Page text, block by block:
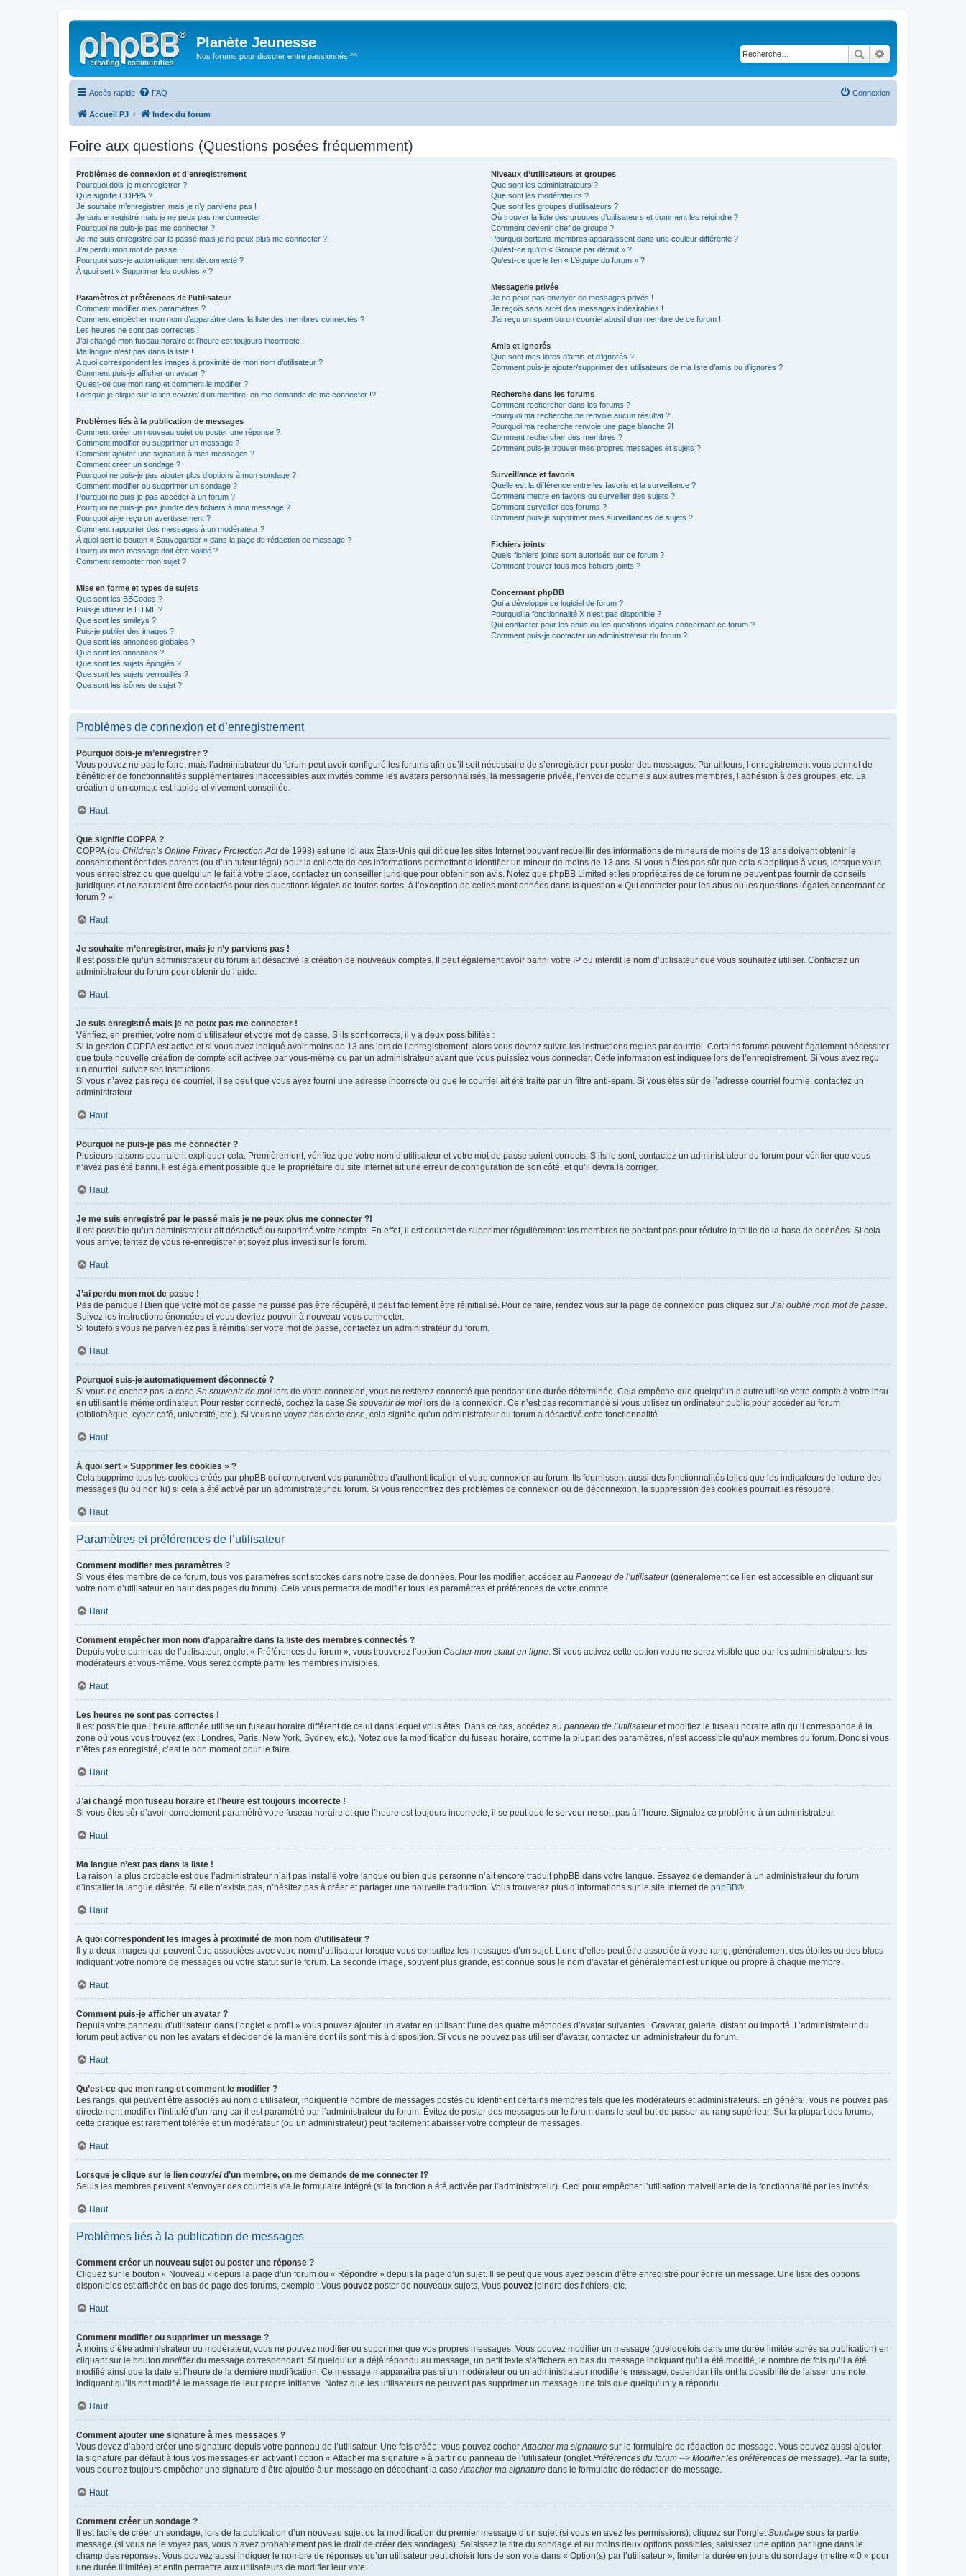
Planète Jeunesse
Nos forums pour discuter entre passionnés ^^ Rechercher
Accès rapide FAQ Connexion
Accueil PJ Index du forum
Foire aux questions (Questions posées fréquemment)
Problèmes de connexion et d’enregistrement
Pourquoi dois-je m’enregistrer ?
Que signifie COPPA ?
Je souhaite m’enregistrer, mais je n’y parviens pas !
Je suis enregistré mais je ne peux pas me connecter !
Pourquoi ne puis-je pas me connecter ?
Je me suis enregistré par le passé mais je ne peux plus me connecter ?!
J’ai perdu mon mot de passe !
Pourquoi suis-je automatiquement déconnecté ?
À quoi sert « Supprimer les cookies » ?
Paramètres et préférences de l’utilisateur
Comment modifier mes paramètres ?
Comment empêcher mon nom d’apparaître dans la liste des membres connectés ?
Les heures ne sont pas correctes !
J’ai changé mon fuseau horaire et l’heure est toujours incorrecte !
Ma langue n’est pas dans la liste !
A quoi correspondent les images à proximité de mon nom d’utilisateur ?
Comment puis-je afficher un avatar ?
Qu’est-ce que mon rang et comment le modifier ?
Lorsque je clique sur le lien courrield’un membre, on me demande de me connecter !?
Problèmes liés à la publication de messages
Comment créer un nouveau sujet ou poster une réponse ?
Comment modifier ou supprimer un message ?
Comment ajouter une signature à mes messages ?
Comment créer un sondage ?
Pourquoi ne puis-je pas ajouter plus d’options à mon sondage ?
Comment modifier ou supprimer un sondage ?
Pourquoi ne puis-je pas accéder à un forum ?
Pourquoi ne puis-je pas joindre des fichiers à mon message ?
Pourquoi ai-je reçu un avertissement ?
Comment rapporter des messages à un modérateur ?
À quoi sert le bouton « Sauvegarder » dans la page de rédaction de message ?
Pourquoi mon message doit être validé ?
Comment remonter mon sujet ?
Mise en forme et types de sujets
Que sont les BBCodes ?
Puis-je utiliser le HTML ?
Que sont les smileys ?
Puis-je publier des images ?
Que sont les annonces globales ?
Que sont les annonces ?
Que sont les sujets épinglés ?
Que sont les sujets verrouillés ?
Que sont les icônes de sujet ?
Niveaux d’utilisateurs et groupes
Que sont les administrateurs ?
Que sont les modérateurs ?
Que sont les groupes d’utilisateurs ?
Où trouver la liste des groupes d’utilisateurs et comment les rejoindre ?
Comment devenir chef de groupe ?
Pourquoi certains membres apparaissent dans une couleur différente ?
Qu’est-ce qu’un « Groupe par défaut » ?
Qu’est-ce que le lien « L’équipe du forum » ?
Messagerie privée
Je ne peux pas envoyer de messages privés !
Je reçois sans arrêt des messages indésirables !
J’ai reçu un spam ou un courriel abusif d’un membre de ce forum !
Amis et ignorés
Que sont mes listes d’amis et d’ignorés ?
Comment puis-je ajouter/supprimer des utilisateurs de ma liste d’amis ou d’ignorés ?
Recherche dans les forums
Comment rechercher dans les forums ?
Pourquoi ma recherche ne renvoie aucun résultat ?
Pourquoi ma recherche renvoie une page blanche ?!
Comment rechercher des membres ?
Comment puis-je trouver mes propres messages et sujets ?
Surveillance et favoris
Quelle est la différence entre les favoris et la surveillance ?
Comment mettre en favoris ou surveiller des sujets ?
Comment surveiller des forums ?
Comment puis-je supprimer mes surveillances de sujets ?
Fichiers joints
Quels fichiers joints sont autorisés sur ce forum ?
Comment trouver tous mes fichiers joints ?
Concernant phpBB
Qui a développé ce logiciel de forum ?
Pourquoi la fonctionnalité X n’est pas disponible ?
Qui contacter pour les abus ou les questions légales concernant ce forum ?
Comment puis-je contacter un administrateur du forum ?
Problèmes de connexion et d’enregistrement
Pourquoi dois-je m’enregistrer ?
Vous pouvez ne pas le faire, mais l’administrateur du forum peut avoir configuré les forums afin qu’il soit nécessaire de s’enregistrer pour poster des messages. Par ailleurs, l’enregistrement vous permet de
bénéficier de fonctionnalités supplémentaires inaccessibles aux invités comme les avatars personnalisés, la messagerie privée, l’envoi de courriels aux autres membres, l’adhésion à des groupes, etc. La
création d’un compte est rapide et vivement conseillée.
Haut
Que signifie COPPA ?
COPPA (ou Children’s Online Privacy Protection Actde 1998) est une loi aux États-Unis qui dit que les sites Internet pouvant recueillir des informations de mineurs de moins de 13 ans doivent obtenir le
consentement écrit des parents (ou d’un tuteur légal) pour la collecte de ces informations permettant d’identifier un mineur de moins de 13 ans. Si vous n’êtes pas sûr que cela s’applique à vous, lorsque vous
vous enregistrez ou que quelqu’un le fait à votre place, contactez un conseiller juridique pour obtenir son avis. Notez que phpBB Limited et les propriétaires de ce forum ne peuvent pas fournir de conseils
juridiques et ne sauraient être contactés pour des questions légales de toutes sortes, à l’exception de celles mentionnées dans la question « Qui contacter pour les abus ou les questions légales concernant ce
forum ? ».
Haut
Je souhaite m’enregistrer, mais je n’y parviens pas !
Il est possible qu’un administrateur du forum ait désactivé la création de nouveaux comptes. Il peut également avoir banni votre IP ou interdit le nom d’utilisateur que vous souhaitez utiliser. Contactez un
administrateur du forum pour obtenir de l’aide.
Haut
Je suis enregistré mais je ne peux pas me connecter !
Vérifiez, en premier, votre nom d’utilisateur et votre mot de passe. S’ils sont corrects, il y a deux possibilités :
Si la gestion COPPA est active et si vous avez indiqué avoir moins de 13 ans lors de l’enregistrement, alors vous devrez suivre les instructions reçues par courriel. Certains forums peuvent également nécessiter
que toute nouvelle création de compte soit activée par vous-même ou par un administrateur avant que vous puissiez vous connecter. Cette information est indiquée lors de l’enregistrement. Si vous avez reçu
un courriel, suivez ses instructions.
Si vous n’avez pas reçu de courriel, il se peut que vous ayez fourni une adresse incorrecte ou que le courriel ait été traité par un filtre anti-spam. Si vous êtes sûr de l’adresse courriel fournie, contactez un
administrateur.
Haut
Pourquoi ne puis-je pas me connecter ?
Plusieurs raisons pourraient expliquer cela. Premièrement, vérifiez que votre nom d’utilisateur et votre mot de passe soient corrects. S’ils le sont, contactez un administrateur du forum pour vérifier que vous
n’avez pas été banni. Il est également possible que le propriétaire du site Internet ait une erreur de configuration de son côté, et qu’il devra la corriger.
Haut
Je me suis enregistré par le passé mais je ne peux plus me connecter ?!
Il est possible qu’un administrateur ait désactivé ou supprimé votre compte. En effet, il est courant de supprimer régulièrement les membres ne postant pas pour réduire la taille de la base de données. Si cela
vous arrive, tentez de vous ré-enregistrer et soyez plus investi sur le forum.
Haut
J’ai perdu mon mot de passe !
Pas de panique ! Bien que votre mot de passe ne puisse pas être récupéré, il peut facilement être réinitialisé. Pour ce faire, rendez vous sur la page de connexion puis cliquez sur J’ai oublié mon mot de passe
Suivez les instructions énoncées et vous devriez pouvoir à nouveau vous connecter.
Si toutefois vous ne parveniez pas à réinitialiser votre mot de passe, contactez un administrateur du forum.
Haut
Pourquoi suis-je automatiquement déconnecté ?
Si vous ne cochez pas la case Se souvenir de moi lors de votre connexion, vous ne resterez connecté que pendant une durée déterminée. Cela empêche que quelqu’un d’autre utilise votre compte à votre insu
en utilisant le même ordinateur. Pour rester connecté, cochez la case Se souvenir de moi lors de la connexion. Ce n’est pas recommandé si vous utilisez un ordinateur public pour accéder au forum
(bibliothèque, cyber-café, université, etc.). Si vous ne voyez pas cette case, cela signifie qu’un administrateur du forum a désactivé cette fonctionnalité.
Haut
À quoi sert « Supprimer les cookies » ?
Cela supprime tous les cookies créés par phpBB qui conservent vos paramètres d’authentification et votre connexion au forum. Ils fournissent aussi des fonctionnalités telles que les indicateurs de lecture des
messages (lu ou non lu) si cela a été activé par un administrateur du forum. Si vous rencontrez des problèmes de connexion ou de déconnexion, la suppression des cookies pourrait les résoudre.
Haut
Paramètres et préférences de l’utilisateur
Comment modifier mes paramètres ?
Si vous êtes membre de ce forum, tous vos paramètres sont stockés dans notre base de données. Pour les modifier, accédez au Panneau de l’utilisateur(généralement ce lien est accessible en cliquant sur
votre nom d’utilisateur en haut des pages du forum). Cela vous permettra de modifier tous les paramètres et préférences de votre compte.
Haut
Comment empêcher mon nom d’apparaître dans la liste des membres connectés ?
Depuis votre panneau de l’utilisateur, onglet « Préférences du forum », vous trouverez l’option Cacher mon statut en ligne . Si vous activez cette option vous ne serez visible que par les administrateurs, les
modérateurs et vous-même. Vous serez compté parmi les membres invisibles.
Haut
Les heures ne sont pas correctes !
Il est possible que l’heure affichée utilise un fuseau horaire différent de celui dans lequel vous êtes. Dans ce cas, accédez au panneau de l’utilisateuret modifiez le fuseau horaire afin qu’il corresponde à la
zone où vous vous trouvez (ex : Londres, Paris, New York, Sydney, etc.). Notez que la modification du fuseau horaire, comme la plupart des paramètres, n’est accessible qu’aux membres du forum. Donc si vous
n’êtes pas enregistré, c’est le bon moment pour le faire.
Haut
J’ai changé mon fuseau horaire et l’heure est toujours incorrecte !
Si vous êtes sûr d’avoir correctement paramétré votre fuseau horaire et que l’heure est toujours incorrecte, il se peut que le serveur ne soit pas à l’heure. Signalez ce problème à un administrateur.
Haut
Ma langue n’est pas dans la liste !
La raison la plus probable est que l’administrateur n’ait pas installé votre langue ou bien que personne n’ait encore traduit phpBB dans votre langue. Essayez de demander à un administrateur du forum
d’installer la langue désirée. Si elle n’existe pas, n’hésitez pas à créer et partager une nouvelle traduction. Vous trouverez plus d’informations sur le site Internet de phpBB®.
Haut
A quoi correspondent les images à proximité de mon nom d’utilisateur ?
Il y a deux images qui peuvent être associées avec votre nom d’utilisateur lorsque vous consultez les messages d’un sujet. L’une d’elles peut être associée à votre rang, généralement des étoiles ou des blocs
indiquant votre nombre de messages ou votre statut sur le forum. La seconde image, souvent plus grande, est connue sous le nom d’avatar et généralement est unique ou propre à chaque membre.
Haut
Comment puis-je afficher un avatar ?
Depuis votre panneau d’utilisateur, dans l’onglet « profil » vous pouvez ajouter un avatar en utilisant l’une des quatre méthodes d’avatar suivantes : Gravatar, galerie, distant ou importé. L’administrateur du
forum peut activer ou non les avatars et décider de la manière dont ils sont mis à disposition. Si vous ne pouvez pas utiliser d’avatar, contactez un administrateur du forum.
Haut
Qu’est-ce que mon rang et comment le modifier ?
Les rangs, qui peuvent être associés au nom d’utilisateur, indiquent le nombre de messages postés ou identifient certains membres tels que les modérateurs et administrateurs. En général, vous ne pouvez pas
directement modifier l’intitulé d’un rang car il est paramétré par l’administrateur du forum. Évitez de poster des messages sur le forum dans le seul but de passer au rang supérieur. Sur la plupart des forums,
cette pratique est rarement tolérée et un modérateur (ou un administrateur) peut facilement abaisser votre compteur de messages.
Haut
Lorsque je clique sur le lien courrield’un membre, on me demande de me connecter !?
Seuls les membres peuvent s’envoyer des courriels via le formulaire intégré (si la fonction a été activée par l’administrateur). Ceci pour empêcher l’utilisation malveillante de la fonctionnalité par les invités.
Haut
Problèmes liés à la publication de messages
Comment créer un nouveau sujet ou poster une réponse ?
Cliquez sur le bouton « Nouveau » depuis la page d’un forum ou « Répondre » depuis la page d’un sujet. Il se peut que vous ayez besoin d’être enregistré pour écrire un message. Une liste des options
disponibles est affichée en bas de page des forums, exemple : Vous pouvez poster de nouveaux sujets, Vous pouvez joindre des fichiers, etc.
Haut
Comment modifier ou supprimer un message ?
À moins d’être administrateur ou modérateur, vous ne pouvez modifier ou supprimer que vos propres messages. Vous pouvez modifier un message (quelquefois dans une durée limitée après sa publication) en
cliquant sur le bouton modifierdu message correspondant. Si quelqu’un a déjà répondu au message, un petit texte s’affichera en bas du message indiquant qu’il a été modifié, le nombre de fois qu’il a été
modifié ainsi que la date et l’heure de la dernière modification. Ce message n’apparaîtra pas si un modérateur ou un administrateur modifie le message, cependant ils ont la possibilité de laisser une note
indiquant qu’ils ont modifié le message de leur propre initiative. Notez que les utilisateurs ne peuvent pas supprimer un message une fois que quelqu’un y a répondu.
Haut
Comment ajouter une signature à mes messages ?
Vous devez d’abord créer une signature depuis votre panneau de l’utilisateur. Une fois créée, vous pouvez cocher Attacher ma signature sur le formulaire de rédaction de message. Vous pouvez aussi ajouter
la signature par défaut à tous vos messages en activant l’option « Attacher ma signature » à partir du panneau de l’utilisateur (onglet Préférences du forum --> Modifier les préférences de message). Par la suite,
vous pourrez toujours empêcher une signature d’être ajoutée à un message en décochant la case Attacher ma signature dans le formulaire de rédaction de message.
Haut
Comment créer un sondage ?
Il est facile de créer un sondage, lors de la publication d’un nouveau sujet ou la modification du premier message d’un sujet (si vous en avez les permissions), cliquez sur l’onglet Sondage sous la partie
message (si vous ne le voyez pas, vous n’avez probablement pas le droit de créer des sondages). Saisissez le titre du sondage et au moins deux options possibles, saisissez une option par ligne dans le
champ des réponses. Vous pouvez aussi indiquer le nombre de réponses qu’un utilisateur peut choisir lors de son vote dans « Option(s) par l’utilisateur », limiter la durée en jours du sondage (mettre « 0 » pour
une durée illimitée) et enfin permettre aux utilisateurs de modifier leur vote.